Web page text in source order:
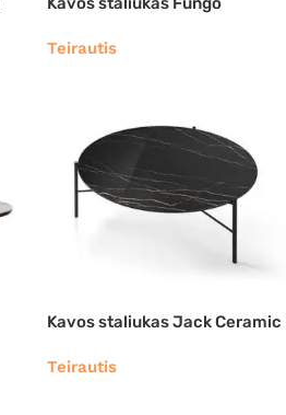
Teirautis
Kavos staliukas Jack Ceramic
Teirautis